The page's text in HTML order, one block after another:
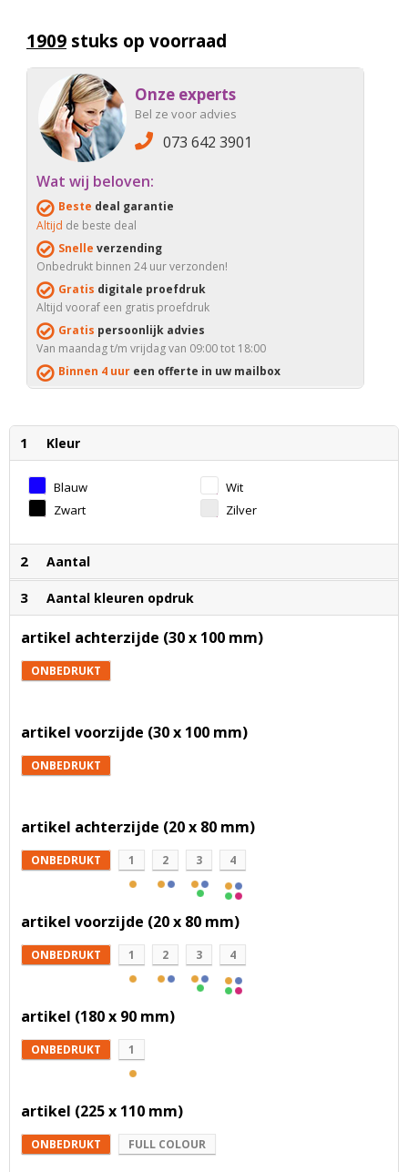
1909 stuks op voorraad
Onze experts
Bel ze voor advies
073 642 3901
Wat wij beloven:
Beste deal garantie
Altijd de beste deal
Snelle verzending
Onbedrukt binnen 24 uur verzonden!
Gratis digitale proefdruk
Altijd vooraf een gratis proefdruk
Gratis persoonlijk advies
Van maandag t/m vrijdag van 09:00 tot 18:00
Binnen 4 uur een offerte in uw mailbox
1 Kleur
Blauw
Wit
Zwart
Zilver
2 Aantal
3 Aantal kleuren opdruk
artikel achterzijde (30 x 100 mm)
ONBEDRUKT
artikel voorzijde (30 x 100 mm)
ONBEDRUKT
artikel achterzijde (20 x 80 mm)
ONBEDRUKT 1 2 3 4
artikel voorzijde (20 x 80 mm)
ONBEDRUKT 1 2 3 4
artikel (180 x 90 mm)
ONBEDRUKT 1
artikel (225 x 110 mm)
ONBEDRUKT FULL COLOUR